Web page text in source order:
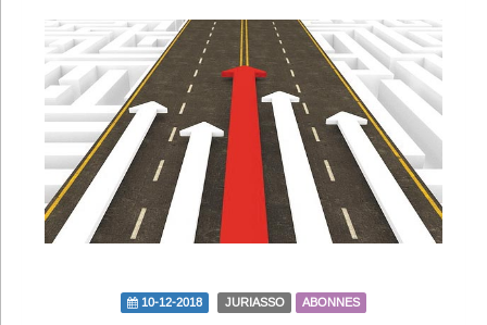
VieAsso
Infos
Divers
Abo Lettrasso
Désabo Lettrasso
10-12-2018 JURIASSO ABONNES